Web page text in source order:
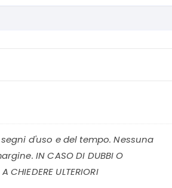
d'uso e del tempo. Nessuna
IN CASO DI DUBBI O
CHIEDERE ULTERIORI